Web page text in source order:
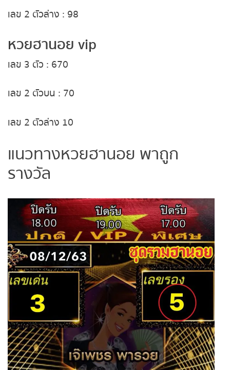
เลข 2 ตัวล่าง : 98
หวยฮานอย vip
เลข 3 ตัว : 670
เลข 2 ตัวบน : 70
เลข 2 ตัวล่าง 10
แนวทางหวยฮานอย พาถูก
รางวัล